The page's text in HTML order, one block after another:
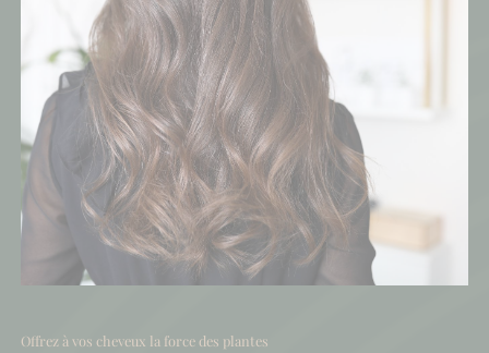
Offrez à vos cheveux la force des plantes